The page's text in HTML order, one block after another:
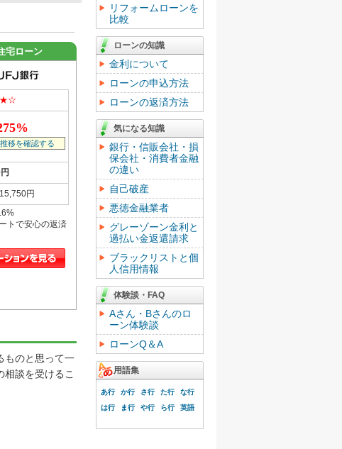
宅ローン
移を確認する
円
トで安心の返済
ものと思って一
談を受けるこ
リフォームローンを
比較
ローンの知識
金利について
ローンの申込方法
ローンの返済方法
気になる知識
銀行・信販会社・損
保会社・消費者金融
の違い
自己破産
悪徳金融業者
グレーゾーン金利と
過払い金返還請求
ブラックリストと個
人信用情報
体験談・FAQ
Aさん・Bさんのロ
ーン体験談
ローンQ＆A
用語集
あ行 か行 さ行 た行
な行
は行
ま行 や行 ら行 英語